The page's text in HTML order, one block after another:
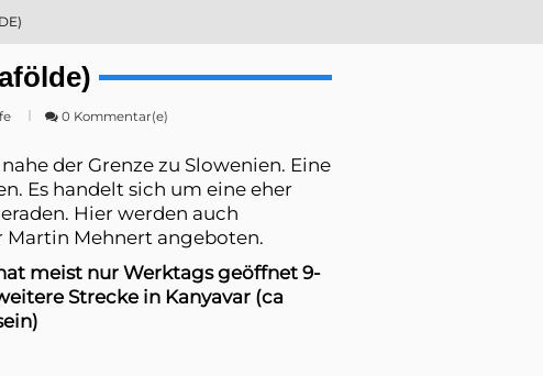
0 Kommentar(e)
der Grenze zu Slowenien. Eine
Es handelt sich um eine eher
Hier werden auch
Mehnert angeboten.
meist nur Werktags geöffnet 9-
Strecke in Kanyavar (ca